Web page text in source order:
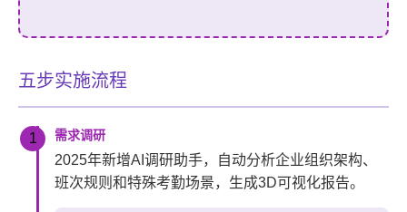
五步实施流程
1 需求调研
2025年新增AI调研助手，自动分析企业组织架构、
班次规则和特殊考勤场景，生成3D可视化报告。